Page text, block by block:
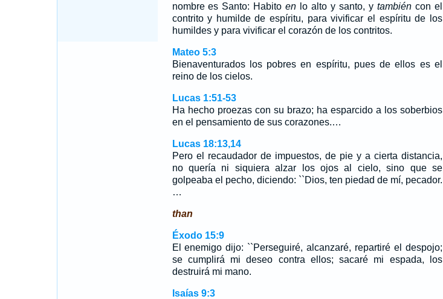
nombre es Santo: Habitoen lo alto y santo, ytambién con el
contrito y humilde de espíritu, para vivificar el espíritu de los
humildes y para vivificar el corazón de los contritos.
Mateo 5:3
Bienaventurados los pobres en espíritu, pues de ellos es el
reino de los cielos.
Lucas 1:51-53
Ha hecho proezas con su brazo; ha esparcido a los soberbios
en el pensamiento de sus corazones.…
Lucas 18:13,14
Pero el recaudador de impuestos, de pie y a cierta distancia,
no quería ni siquiera alzar los ojos al cielo, sino que se
golpeaba el pecho, diciendo: ``Dios, ten piedad de mí, pecador.
…
than
Éxodo 15:9
El enemigo dijo: ``Perseguiré, alcanzaré, repartiré el despojo;
se cumplirá mi deseo contra ellos; sacaré mi espada, los
destruirá mi mano.
Isaías 9:3